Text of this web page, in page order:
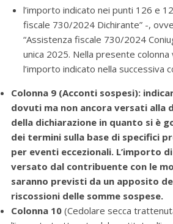
l’importo indicato nei punti 126 e
fiscale 730/2024 Dichirante” -,
“Assistenza fiscale 730/2024
unica 2025. Nella presente
l’importo indicato nella successiva
Colonna 9 (Acconti sospesi):
dovuti ma non ancora versati alla
della dichiarazione in quanto si è
dei termini sulla base di specifici
per eventi eccezionali. L’importo
versato dal contribuente con le
saranno previsti da un apposito
riscossioni delle somme sospese.
Colonna 10 (Cedolare secca